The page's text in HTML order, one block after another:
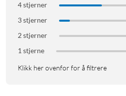
4 stjerner
3 stjerner
2 stjerner
1 stjerne
Klikk her ovenfor for å filtrere